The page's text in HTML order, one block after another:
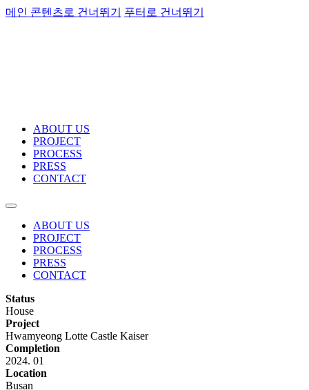
메인 콘텐츠로 건너뛰기 푸터로 건너뛰기
ABOUT US
PROJECT
PROCESS
PRESS
CONTACT
ABOUT US
PROJECT
PROCESS
PRESS
CONTACT
Status
House
Project
Hwamyeong Lotte Castle Kaiser
Completion
2024. 01
Location
Busan